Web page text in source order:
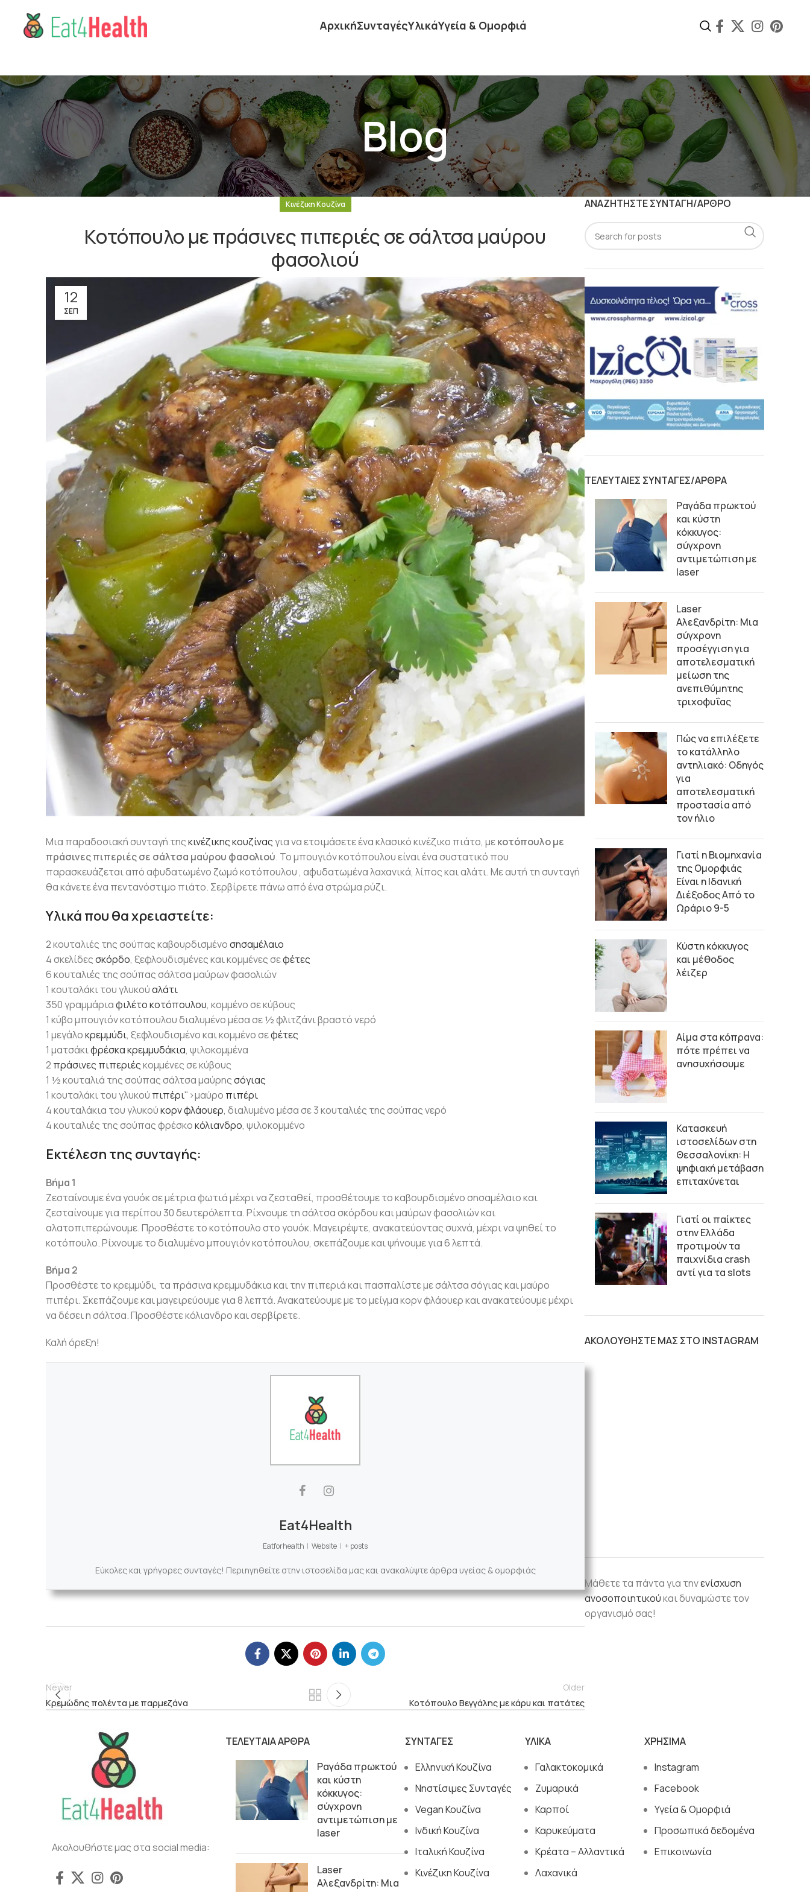
ΑρχικήΣυνταγέςΥλικάΥγεία & Ομορφιά
Blog
Κινέζικη Κουζίνα
Κοτόπουλο με πράσινες πιπεριές σε σάλτσα μαύρου
φασολιού
12
ΣΕΠ
Μια παραδοσιακή συνταγή τηςκινέζικης κουζίναςγια να ετοιμάσετε ένα κλασικό κινέζικο πιάτο, μεκοτόπουλο με
πράσινες πιπεριές σε σάλτσα μαύρου φασολιού. Το μπουγιόν κοτόπουλου είναι ένα συστατικό που
παρασκευάζεται από αφυδατωμένο ζωμό κοτόπουλου , αφυδατωμένα λαχανικά, λίπος και αλάτι. Με αυτή τη συνταγή
θα κάνετε ένα πεντανόστιμο πιάτο. Σερβίρετε πάνω από ένα στρώμα ρύζι.
Υλικά που θα χρειαστείτε:
2 κουταλιές της σούπας καβουρδισμένοσησαμέλαιο
4 σκελίδεςσκόρδο, ξεφλουδισμένες και κομμένες σεφέτες
6 κουταλιές της σούπας σάλτσα μαύρων φασολιών
1 κουταλάκι του γλυκούαλάτι
350 γραμμάριαφιλέτο κοτόπουλου, κομμένο σε κύβους
1 κύβο μπουγιόν κοτόπουλου διαλυμένο μέσα σε ½ φλιτζάνι βραστό νερό
1 μεγάλοκρεμμύδι, ξεφλουδισμένο και κομμένο σεφέτες
1 ματσάκιφρέσκα κρεμμυδάκια, ψιλοκομμένα
2 πράσινες πιπεριέςκομμένες σε κύβους
1 ½ κουταλιά της σούπας σάλτσα μαύρηςσόγιας
1 κουταλάκι του γλυκού πιπέρι">μαύρο πιπέρι
4 κουταλάκια του γλυκούκορν φλάουερ, διαλυμένο μέσα σε 3 κουταλιές της σούπας νερό
4 κουταλιές της σούπας φρέσκοκόλιανδρο, ψιλοκομμένο
Εκτέλεση της συνταγής:
Βήμα 1
Ζεσταίνουμε ένα γουόκ σε μέτρια φωτιά μέχρι να ζεσταθεί, προσθέτουμε το καβουρδισμένο σησαμέλαιο και
ζεσταίνουμε για περίπου 30 δευτερόλεπτα. Ρίχνουμε τη σάλτσα σκόρδου και μαύρων φασολιών και
αλατοπιπερώνουμε. Προσθέστε το κοτόπουλο στο γουόκ. Μαγειρέψτε, ανακατεύοντας συχνά, μέχρι να ψηθεί το
κοτόπουλο. Ρίχνουμε το διαλυμένο μπουγιόν κοτόπουλου, σκεπάζουμε και ψήνουμε για 6 λεπτά.
Βήμα 2
Προσθέστε το κρεμμύδι, τα πράσινα κρεμμυδάκια και την πιπεριά και πασπαλίστε με σάλτσα σόγιας και μαύρο
πιπέρι. Σκεπάζουμε και μαγειρεύουμε για 8 λεπτά. Ανακατεύουμε με το μείγμα κορν φλάουερ και ανακατεύουμε μέχρι
να δέσει η σάλτσα. Προσθέστε κόλιανδρο και σερβίρετε.
Καλή όρεξη!
Eat4Health
Eatforhealth | Website | + posts
Εύκολες και γρήγορες συνταγές! Περιηγηθείτε στην ιστοσελίδα μας και ανακαλύψτε άρθρα υγείας & ομορφιάς
Newer
Κρεμώδης πολέντα με παρμεζάνα
Older
Κοτόπουλο Βεγγάλης με κάρυ και πατάτες
ΑΝΑΖΗΤΗΣΤΕ ΣΥΝΤΑΓΗ/ΑΡΘΡΟ
ΤΕΛΕΥΤΑΙΕΣ ΣΥΝΤΑΓΕΣ/ΑΡΘΡΑ
Ραγάδα πρωκτού
και κύστη
κόκκυγος:
σύγχρονη
αντιμετώπιση με
laser
Laser
Αλεξανδρίτη: Μια
σύγχρονη
προσέγγιση για
αποτελεσματική
μείωση της
ανεπιθύμητης
τριχοφυΐας
Πώς να επιλέξετε
το κατάλληλο
αντηλιακό: Οδηγός
για
αποτελεσματική
προστασία από
τον ήλιο
Γιατί η Βιομηχανία
της Ομορφιάς
Είναι η Ιδανική
Διέξοδος Από το
Ωράριο 9-5
Κύστη κόκκυγος
και μέθοδος
λέιζερ
Αίμα στα κόπρανα:
πότε πρέπει να
ανησυχήσουμε
Κατασκευή
ιστοσελίδων στη
Θεσσαλονίκη: Η
ψηφιακή μετάβαση
επιταχύνεται
Γιατί οι παίκτες
στην Ελλάδα
προτιμούν τα
παιχνίδια crash
αντί για τα slots
ΑΚΟΛΟΥΘΗΣΤΕ ΜΑΣ ΣΤΟ INSTAGRAM
Μάθετε τα πάντα για τηνενίσχυση
ανοσοποιητικούκαι δυναμώστε τον
οργανισμό σας!
Ακολουθήστε μας στα social media:
ΤΕΛΕΥΤΑΙΑ ΑΡΘΡΑ
Ραγάδα πρωκτού
και κύστη
κόκκυγος:
σύγχρονη
αντιμετώπιση με
laser
Laser
Αλεξανδρίτη: Μια
ΣΥΝΤΑΓΕΣ
Ελληνική Κουζίνα
Νηστίσιμες Συνταγές
Vegan Κουζίνα
Ινδική Κουζίνα
Ιταλική Κουζίνα
Κινέζικη Κουζίνα
ΥΛΙΚΑ
Γαλακτοκομικά
Ζυμαρικά
Καρποί
Καρυκεύματα
Κρέατα – Αλλαντικά
Λαχανικά
ΧΡΗΣΙΜΑ
Instagram
Facebook
Υγεία & Ομορφιά
Προσωπικά δεδομένα
Επικοινωνία